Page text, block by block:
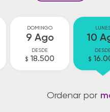
DOMINGO
9 Ago
DESDE
$ 18.500
10
$
Ordenar por